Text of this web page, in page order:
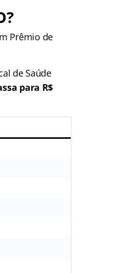
Prêmio de
de Saúde
para R$